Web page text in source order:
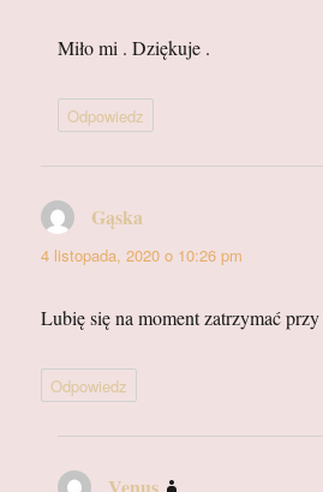
Miło mi . Dziękuje .
Odpowiedz
Gąska
4 listopada, 2020 o 10:26 pm
Lubię się na moment zatrzymać
Odpowiedz
Venus